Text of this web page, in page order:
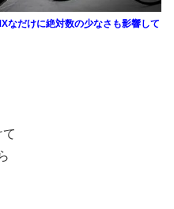
なだけに絶対数の少なさも影響して